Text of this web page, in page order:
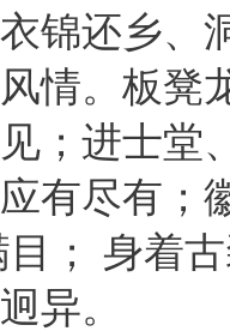
还乡、
情。板凳
；进士堂
有尽有；
； 身着
异。